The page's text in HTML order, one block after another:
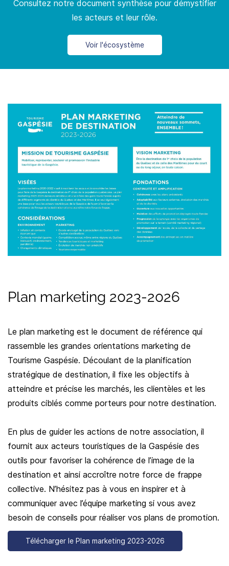
Consultez notre document synthèse pour démystifier
les acteurs et leur rôle.
Voir l'écosystème
Plan marketing 2023-2026
​Le plan marketing est le document de référence qui
rassemble les grandes orientations marketing de
Tourisme Gaspésie. Découlant de la planification
stratégique de destination, il fixe les objectifs à
atteindre et précise les marchés, les clientèles et les
produits ciblés comme porteurs pour notre destination.
En plus de guider les actions de notre association, il
fournit aux acteurs touristiques de la Gaspésie des
outils pour favoriser la cohérence de l’image de la
destination et ainsi accroître notre force de frappe
collective. N’hésitez pas à vous en inspirer et à
communiquer avec l’équipe marketing si vous avez
besoin de conseils pour réaliser vos plans de promotion.
Télécharger le Plan marketing 2023-2026